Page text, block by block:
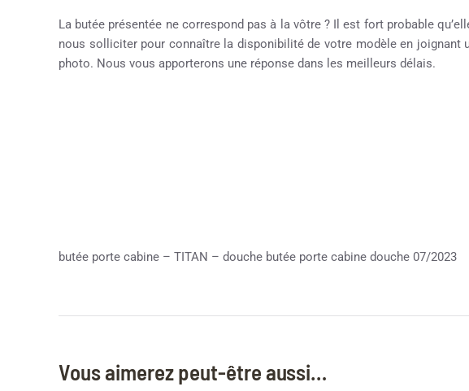
La butée présentée ne correspond pas à la vôtre ? Il est fort probable
nous solliciter pour connaître la disponibilité de votre modèle en joignant
photo. Nous vous apporterons une réponse dans les meilleurs délais.
butée porte cabine – TITAN – douche butée porte cabine douche 07/2023
Vous aimerez peut-être aussi…